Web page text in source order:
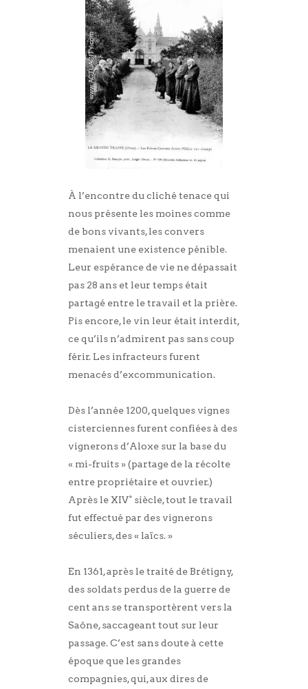
À l’encontre du cliché tenace qui
nous présente les moines comme
de bons vivants, les convers
menaient une existence pénible.
Leur espérance de vie ne dépassait
pas 28 ans et leur temps était
partagé entre le travail et la prière.
Pis encore, le vin leur était interdit,
ce qu’ils n’admirent pas sans coup
férir. Les infracteurs furent
menacés d’excommunication.
Dès l’année 1200, quelques vignes
cisterciennes furent confiées à des
vignerons d’Aloxe sur la base du
« mi-fruits » (partage de la récolte
entre propriétaire et ouvrier.)
Après le XIV° siècle, tout le travail
fut effectué par des vignerons
séculiers, des « laïcs. »
En 1361, après le traité de Brétigny,
des soldats perdus de la guerre de
cent ans se transportèrent vers la
Saône, saccageant tout sur leur
passage. C’est sans doute à cette
époque que les grandes
compagnies, qui, aux dires de